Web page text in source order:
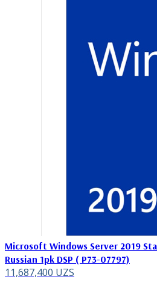
Microsoft Windows Server 2019
Russian 1pk DSP ( P73-07797)
11,687,400 UZS